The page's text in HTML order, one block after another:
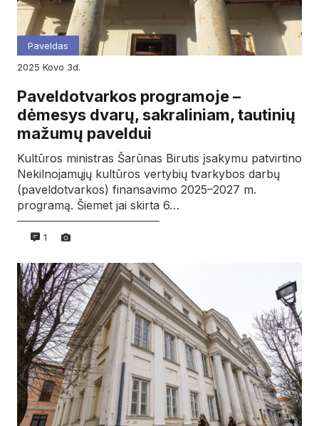
Paveldas
2025
kovo 3d.
Paveldotvarkos programoje –
dėmesys dvarų, sakraliniam, tautinių
mažumų paveldui
Kultūros ministras Šarūnas Birutis įsakymu patvirtino
Nekilnojamųjų kultūros vertybių tvarkybos darbų
(paveldotvarkos) finansavimo 2025–2027 m.
programą. Šiemet jai skirta 6…
1